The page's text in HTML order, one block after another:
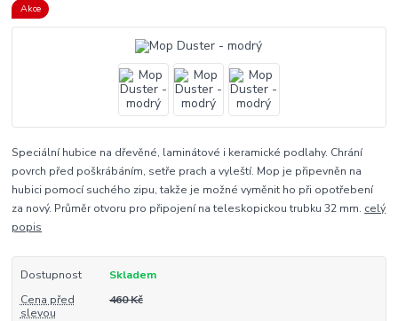
Akce
Speciální hubice na dřevěné, laminátové i keramické podlahy. Chrání
povrch před poškrábáním, setře prach a vyleští. Mop je připevněn na
hubici pomocí suchého zipu, takže je možné vyměnit ho při opotřebení
za nový. Průměr otvoru pro připojení na teleskopickou trubku 32 mm. celý
popis
Dostupnost
Skladem
Cena před
slevou
460 Kč